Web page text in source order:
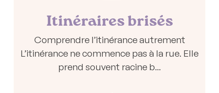
Itinéraires brisés
Comprendre l’itinérance autrement
L’itinérance ne commence pas à la rue. Elle
prend souvent racine b...